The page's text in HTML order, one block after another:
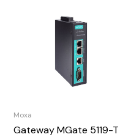
Moxa
Gateway MGate 5119-T